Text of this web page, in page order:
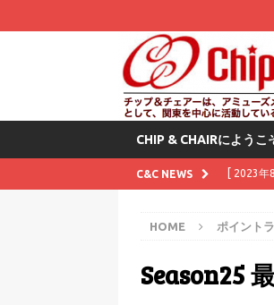
CHIP & CHAIRにようこ
C&C NEWS [ 2023年
[ 2023年
[ 2023年
HOME ポイント
Season25